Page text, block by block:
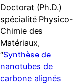
Doctorat (Ph.D.)
spécialité Physico-
Chimie des
Matériaux,
“Synthèse de
nanotubes de
carbone alignés